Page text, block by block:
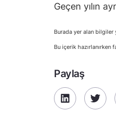
Geçen yılın
Burada yer alan bilgiler
Bu içerik hazırlanırken
Paylaş